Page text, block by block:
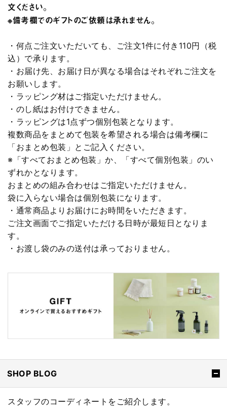
文ください。
※備考欄でのギフトのご依頼は承れません。
・何点ご注文いただいても、ご注文1件に付き110円（税
込）で承ります。
・お届け先、お届け日が異なる場合はそれぞれご注文を
お願いします。
・ラッピング材はご指定いただけません。
・のし紙はお付けできません。
・ラッピングは1点ずつ個別包装となります。
複数商品をまとめて包装を希望される場合は備考欄に
「おまとめ包装」とご記入ください。
※「すべておまとめ包装」か、「すべて個別包装」のい
ずれかとなります。
おまとめの組み合わせはご指定いただけません。
袋に入らない場合は個別包装になります。
・通常商品よりお届けにお時間をいただきます。
ご注文画面でご指定いただける日時が最短日となりま
す。
・お渡し袋のみの送付は承っておりません。
SHOP BLOG
スタッフのコーディネートをご紹介します。